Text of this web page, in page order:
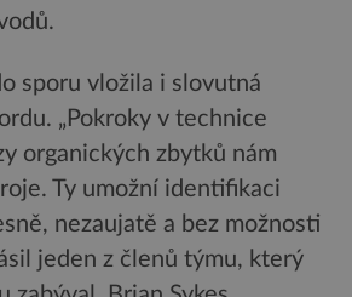
sporu vložila i slovutná
„Pokroky v technice
organických zbytků nám
Ty umožní identifikaci
nezaujatě a bez možnosti
jeden z členů týmu, který